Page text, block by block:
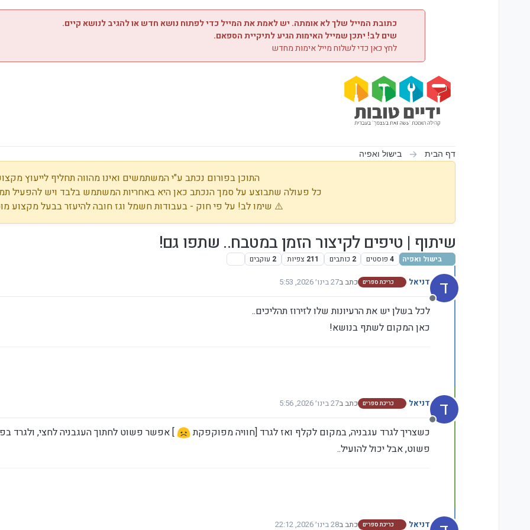
כתובת המייל שלך לא אומתה. יש לאמת את המייל כדי לפתוח נושא חדש או להגיב לנושא קיים.
שים לב! יתכן שמייל האימות הגיע לתיקיית הספאם.
לחץ כאן כדי לשלוח מייל אימות מחדש
דף הבית בישול ואפיה
התוכן בפורום נכתב ע"י המשתמשים ואינו מהווה תחליף לייעוץ
כל פעולה שתבוצע על סמך הנכתב כאן היא באחריות המשתמש בלבד ויש להפעיל
⚠️ שימו לב! על פי חוק - בעבודות חשמל וגז חובה להיעזר בבעל מקצוע
שיתוף | טיפים לקיצור הזמן במטבח.. שתפו גם!
בישול ואפיה 4 פוסטים 2 כותבים 211 צפיות 2 עוקבים
ד
מנותק
דניאל כריכת ספרים כתב ב27 בינו׳ 2026, 5:53
נערך לאחרונה על ידי
לכל בשלן יש את הרעיונות שלו לזירוז תהליכים..
כאן המקום לשתף בנושא!
ד
מנותק
דניאל כריכת ספרים כתב ב27 בינו׳ 2026, 5:56
נערך לאחרונה על ידי דניאל
כשצריך לגרד עגבניה, במקום לקלף ואז לגרד [חוויה מפוקפקת
] אפשר פשוט לחתוך העגבניה לחצי, ולגרד
פשוט, אבל יכול להועיל..
דניאל כריכת ספרים כתב ב28 בינו׳ 2026, 22:12